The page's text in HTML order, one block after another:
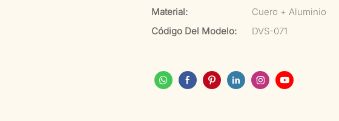
Material:
Cuero + Aluminio
Código Del Modelo:
DVS-071